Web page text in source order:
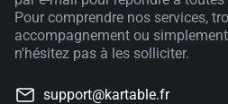
Pour comprendre nos services,
accompagnement ou
n'hésitez pas à les solliciter.
support@kartable.fr